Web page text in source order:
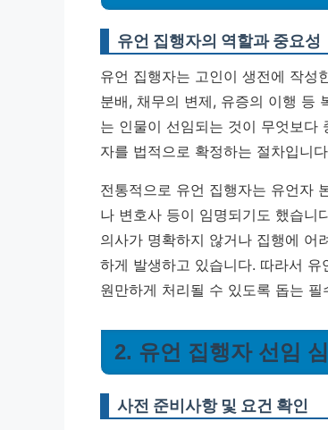
유언 집행자의 역할과 중요성
유언 집행자는 고인이 생전에 작성
분배, 채무의 변제, 유증의 이행 등
는 인물이 선임되는 것이 무엇보다
자를 법적으로 확정하는 절차입니
전통적으로 유언 집행자는 유언자
나 변호사 등이 임명되기도 했습니
의사가 명확하지 않거나 집행에 어
하게 발생하고 있습니다. 따라서
원만하게 처리될 수 있도록 돕는
2. 유언 집행자 선임
사전 준비사항 및 요건 확인